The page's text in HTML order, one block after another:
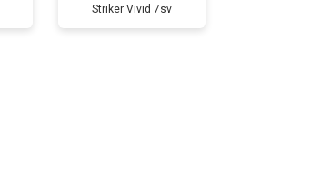
Заказать
Striker Vivid 7sv